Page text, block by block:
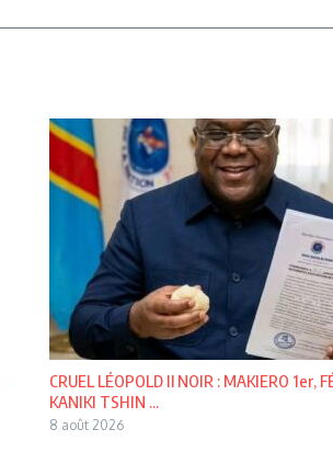
CRUEL LÉOPOLD Il NOIR : MAKIERO 1er,
KANIKI TSHIN ...
8 août 2026